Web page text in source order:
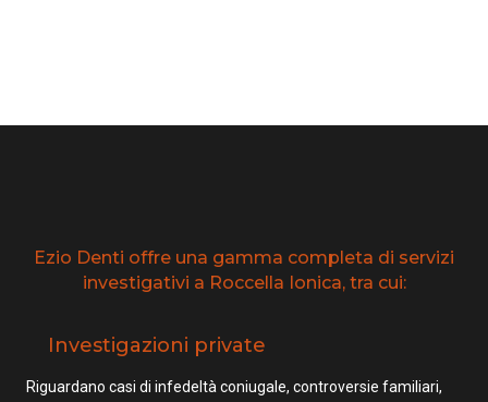
Ezio Denti offre una gamma completa di servizi
investigativi a Roccella Ionica, tra cui:
Investigazioni private
Riguardano casi di infedeltà coniugale, controversie familiari,